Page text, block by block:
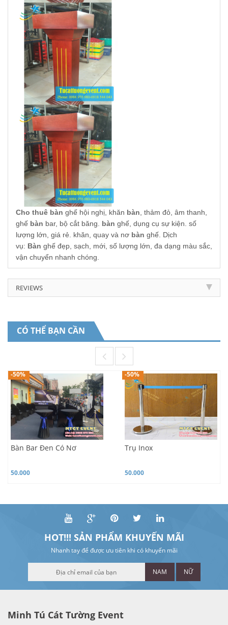
Cho thuê bàn ghế hội nghị, khăn bàn , thảm đỏ, âm thanh,
ghế bàn bar, bộ cắt băng. bàn ghế, dụng cụ sự kiện. số
lượng lớn, giá rẻ. khăn, quay và nơ bàn ghế. Dịch
vụ: Bàn ghế đẹp, sạch, mới, số lượng lớn, đa dạng màu sắc,
vận chuyển nhanh chóng.
REVIEWS
CÓ THỂ BẠN CẦN
-50%
Bàn Bar Đen Có Nơ
50.000
-50%
Trụ Inox
50.000
HOT!!! SẢN PHẨM KHUYẾN MÃI
Nhanh tay để được ưu tiên khi có khuyến mãi
NAM NỮ
Minh Tú Cát Tường Event